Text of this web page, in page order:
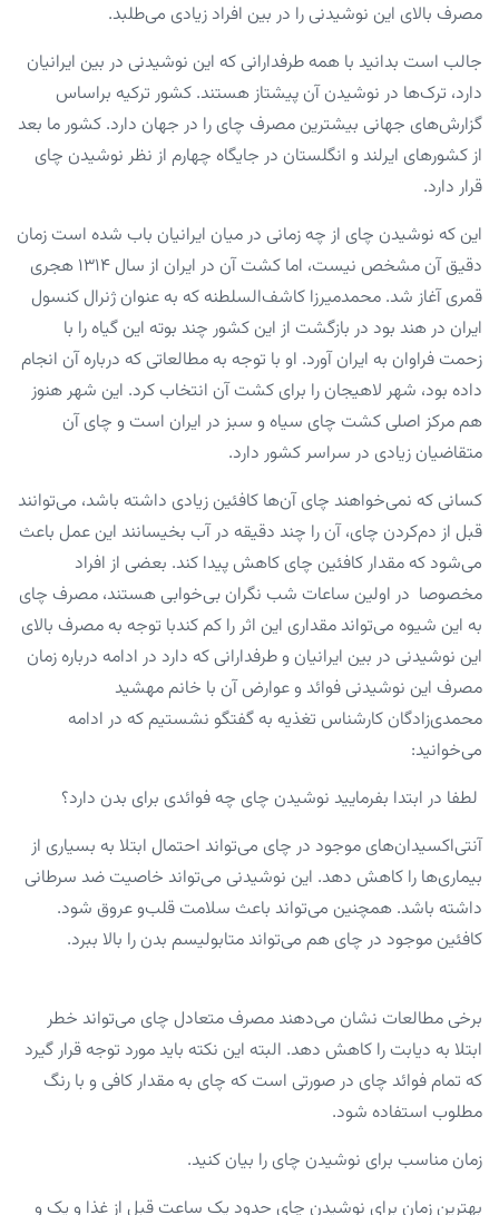
مصرف بالای این نوشیدنی را در بین افراد زیادی می‌طلبد.‌
جالب است بدانید با همه طرفدارانی که این نوشیدنی در بین ایرانیان
دارد، ترک‌ها در نوشیدن آن پیشتاز هستند. کشور ترکیه براساس
گزارش‌های جهانی بیشترین مصرف چای را در جهان دارد. کشور ما بعد
از کشورهای ایرلند و انگلستان در جایگاه چهارم از نظر نوشیدن چای
قرار دارد.
این که نوشیدن چای از چه زمانی در میان ایرانیان باب شده است زمان
دقیق آن مشخص نیست، اما کشت آن در ایران از سال ۱۳۱۴ هجری
قمری آغاز شد. محمدمیرزا کاشف‌السلطنه که به عنوان ژنرال کنسول
ایران در هند بود در بازگشت از این کشور چند بوته این گیاه را با
زحمت فراوان به ایران آورد. او با توجه به مطالعاتی که درباره آن انجام
داده بود، شهر لاهیجان را برای کشت آن انتخاب کرد. این شهر هنوز
هم مرکز اصلی کشت چای سیاه و سبز در ایران است و چای آن
متقاضیان زیادی در سراسر کشور دارد.
کسانی که نمی‌خواهند چای آن‌ها کافئین زیادی داشته باشد، می‌توانند
قبل از دم‌کردن چای، آن را چند دقیقه در آب بخیسانند این عمل باعث
می‌شود که مقدار کافئین چای کاهش پیدا کند. بعضی از افراد
مخصوصا در اولین ساعات شب نگران بی‌خوابی هستند، مصرف چای
به این شیوه می‌تواند مقداری این اثر را کم کندبا توجه به مصرف بالای
این نوشیدنی در بین ایرانیان و طرفدارانی که دارد در ادامه درباره زمان
مصرف این نوشیدنی فوائد و عوارض آن با خانم مهشید
محمدی‌زادگان کارشناس تغذیه به گفتگو نشستیم که در ادامه
می‌خوانید:
لطفا در ابتدا بفرمایید نوشیدن چای چه فوائدی برای بدن دارد؟
آنتی‌اکسیدان‌های موجود در چای می‌تواند احتمال ابتلا به بسیاری از
بیماری‌ها را کاهش دهد. این نوشیدنی می‌تواند خاصیت ضد سرطانی
داشته باشد. همچنین می‌تواند باعث سلامت قلب‌و عروق شود.
کافئین موجود در چای هم می‌تواند متابولیسم بدن را بالا ببرد.
برخی مطالعات نشان می‌دهند مصرف متعادل چای می‌تواند خطر
ابتلا به دیابت را کاهش دهد. البته این نکته باید مورد توجه قرار گیرد
که تمام فوائد چای در صورتی است که چای به مقدار کافی و با رنگ
مطلوب استفاده شود.
زمان مناسب برای نوشیدن چای را بیان کنید.
بهترین زمان برای نوشیدن چای حدود یک ساعت قبل از غذا و یک و